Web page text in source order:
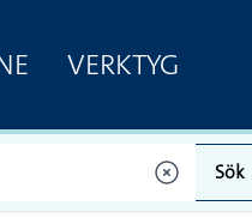
VERKTYG
Sök